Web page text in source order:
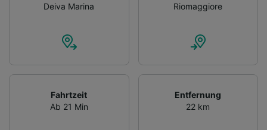
Deiva Marina
Riomaggiore
Fahrtzeit
Ab 21 Min
Entfernung
22 km